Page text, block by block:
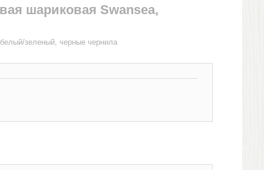
шариковая Swansea,
зеленый, черные чернила